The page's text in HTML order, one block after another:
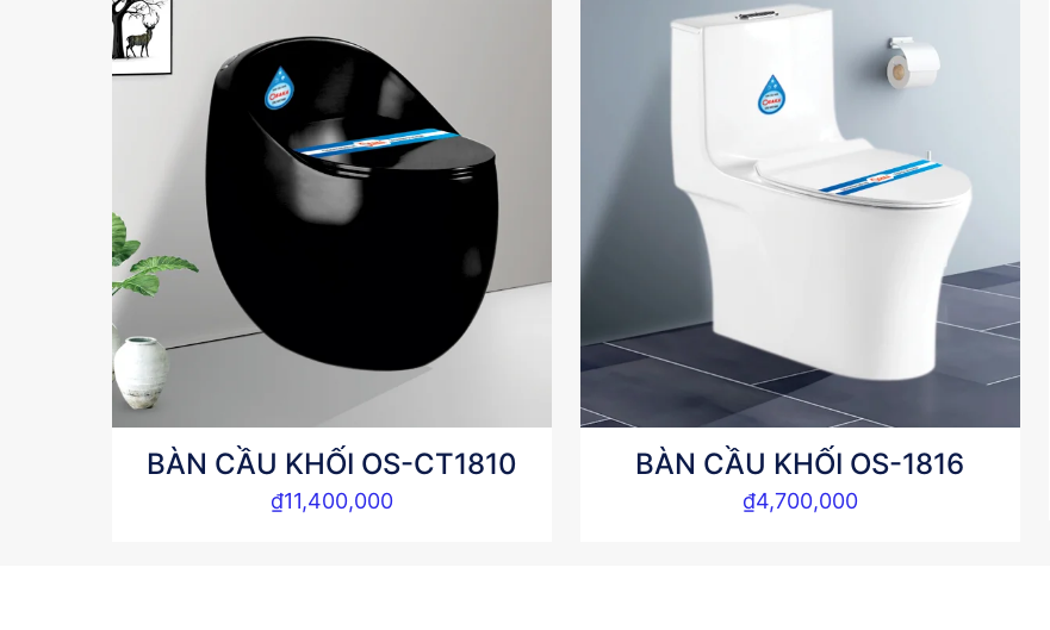
BÀN CẦU KHỐI OS-CT1810
₫11,400,000
BÀN CẦU KHỐI OS-1816
₫4,700,000